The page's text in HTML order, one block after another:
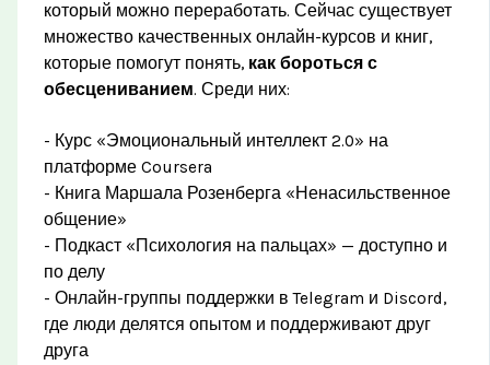
который можно переработать. Сейчас существует
множество качественных онлайн-курсов и книг,
которые помогут понять, как бороться с
обесцениванием. Среди них:
- Курс «Эмоциональный интеллект 2.0» на
платформе Coursera
- Книга Маршала Розенберга «Ненасильственное
общение»
- Подкаст «Психология на пальцах» — доступно и
по делу
- Онлайн-группы поддержки в Telegram и Discord,
где люди делятся опытом и поддерживают друг
друга